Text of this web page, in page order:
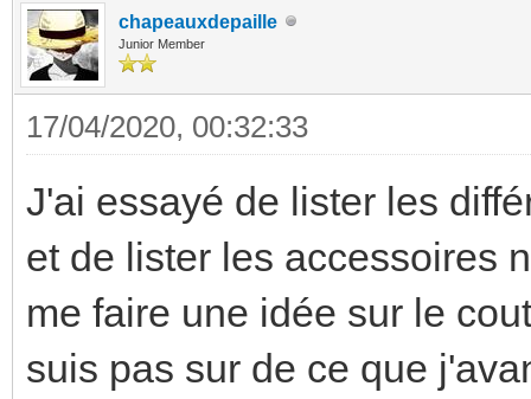
chapeauxdepaille
Junior Member
17/04/2020, 00:32:33
J'ai essayé de lister les
et de lister les accessoires
me faire une idée sur le
suis pas sur de ce que